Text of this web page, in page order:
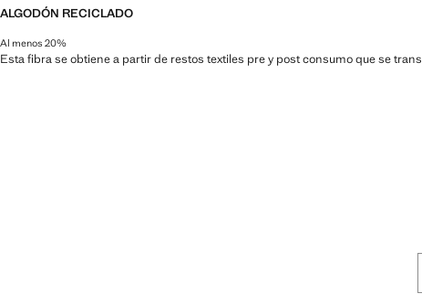
ALGODÓN RECICLADO
Al menos 20%
Esta fibra se obtiene a partir de restos textiles pre y post consumo que se